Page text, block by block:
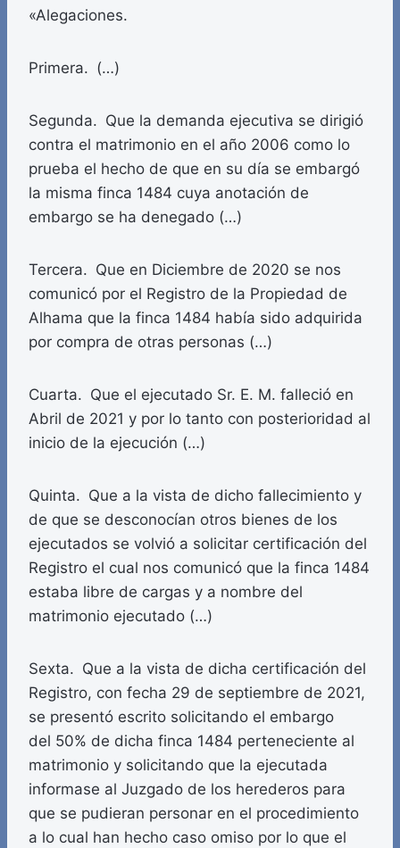
«Alegaciones.
Primera. (…)
Segunda. Que la demanda ejecutiva se dirigió
contra el matrimonio en el año 2006 como lo
prueba el hecho de que en su día se embargó
la misma finca 1484 cuya anotación de
embargo se ha denegado (…)
Tercera. Que en Diciembre de 2020 se nos
comunicó por el Registro de la Propiedad de
Alhama que la finca 1484 había sido adquirida
por compra de otras personas (…)
Cuarta. Que el ejecutado Sr. E. M. falleció en
Abril de 2021 y por lo tanto con posterioridad al
inicio de la ejecución (…)
Quinta. Que a la vista de dicho fallecimiento y
de que se desconocían otros bienes de los
ejecutados se volvió a solicitar certificación del
Registro el cual nos comunicó que la finca 1484
estaba libre de cargas y a nombre del
matrimonio ejecutado (…)
Sexta. Que a la vista de dicha certificación del
Registro, con fecha 29 de septiembre de 2021,
se presentó escrito solicitando el embargo
del 50% de dicha finca 1484 perteneciente al
matrimonio y solicitando que la ejecutada
informase al Juzgado de los herederos para
que se pudieran personar en el procedimiento
a lo cual han hecho caso omiso por lo que el